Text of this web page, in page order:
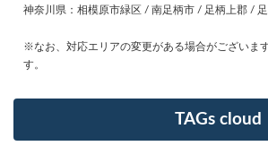
神奈川県：相模原市緑区 / 南足柄市 / 足柄上郡 /
※なお、対応エリアの変更がある場合がございま
す。
TAGs cloud